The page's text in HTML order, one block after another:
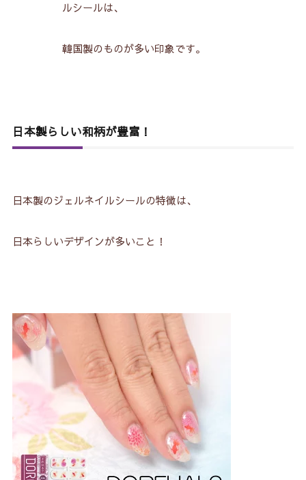
ルシールは、
韓国製のものが多い印象です。
日本製らしい和柄が豊富！
日本製のジェルネイルシールの特徴は、
日本らしいデザインが多いこと！